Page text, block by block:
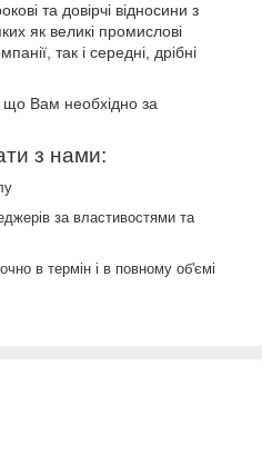
та довірчі відносини з
як великі промислові
так і середні, дрібні
Вам необхідно за
з нами:
за властивостями та
в термін і в повному об'ємі